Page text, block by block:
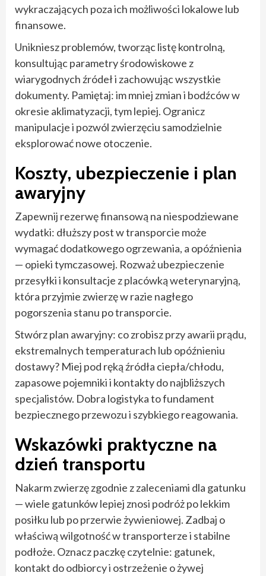
wykraczających poza ich możliwości lokalowe lub
finansowe.
Unikniesz problemów, tworząc listę kontrolną,
konsultując parametry środowiskowe z
wiarygodnych źródeł i zachowując wszystkie
dokumenty. Pamiętaj: im mniej zmian i bodźców w
okresie aklimatyzacji, tym lepiej. Ogranicz
manipulacje i pozwól zwierzęciu samodzielnie
eksplorować nowe otoczenie.
Koszty, ubezpieczenie i plan
awaryjny
Zapewnij rezerwę finansową na niespodziewane
wydatki: dłuższy post w transporcie może
wymagać dodatkowego ogrzewania, a opóźnienia
— opieki tymczasowej. Rozważ ubezpieczenie
przesyłki i konsultacje z placówką weterynaryjną,
która przyjmie zwierzę w razie nagłego
pogorszenia stanu po transporcie.
Stwórz plan awaryjny: co zrobisz przy awarii prądu,
ekstremalnych temperaturach lub opóźnieniu
dostawy? Miej pod ręką źródła ciepła/chłodu,
zapasowe pojemniki i kontakty do najbliższych
specjalistów. Dobra logistyka to fundament
bezpiecznego przewozu i szybkiego reagowania.
Wskazówki praktyczne na
dzień transportu
Nakarm zwierzę zgodnie z zaleceniami dla gatunku
— wiele gatunków lepiej znosi podróż po lekkim
posiłku lub po przerwie żywieniowej. Zadbaj o
właściwą wilgotność w transporterze i stabilne
podłoże. Oznacz paczkę czytelnie: gatunek,
kontakt do odbiorcy i ostrzeżenie o żywej